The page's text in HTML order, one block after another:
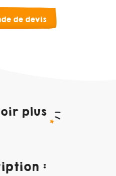
de devis
plus
: